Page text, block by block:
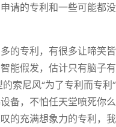
请的专利和一些可能都
的专利，有很多让啼笑
能假发，估计只有脑子
索尼风“为了专利而专利
备，不怕任天堂喷死你
的充满想象力的专利，